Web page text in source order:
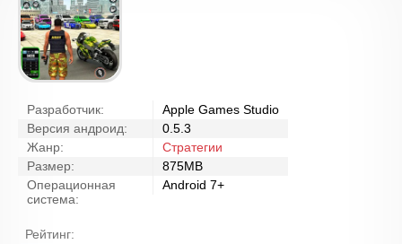
Разработчик:
Apple Games Studio
Версия андроид:
0.5.3
Жанр:
Стратегии
Размер:
875MB
Операционная
система:
Android 7+
Рейтинг: